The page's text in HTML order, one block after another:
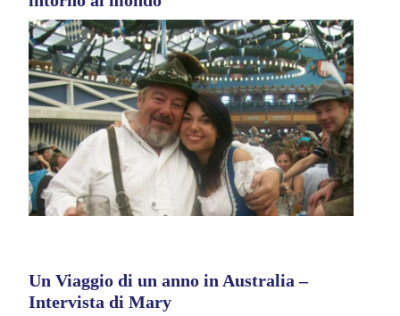
Un Viaggio di un anno in Australia –
Intervista di Mary